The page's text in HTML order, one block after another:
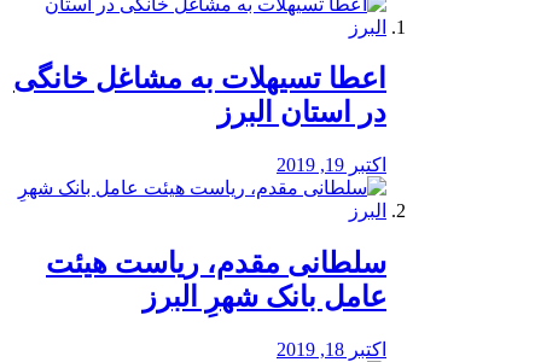
️اعطا تسیهلات به مشاغل خانگی
در استان البرز
اکتبر 19, 2019
سلطانی مقدم، ریاست هیئت
عامل بانک شهرِ البرز
اکتبر 18, 2019